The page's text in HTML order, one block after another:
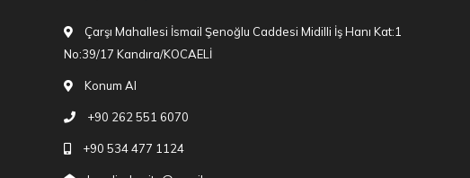
Çarşı Mahallesi İsmail Şenoğlu Caddesi Midilli İş Hanı Kat:1
No:39/17 Kandıra/KOCAELİ
Konum Al
+90 262 551 6070
+90 534 477 1124